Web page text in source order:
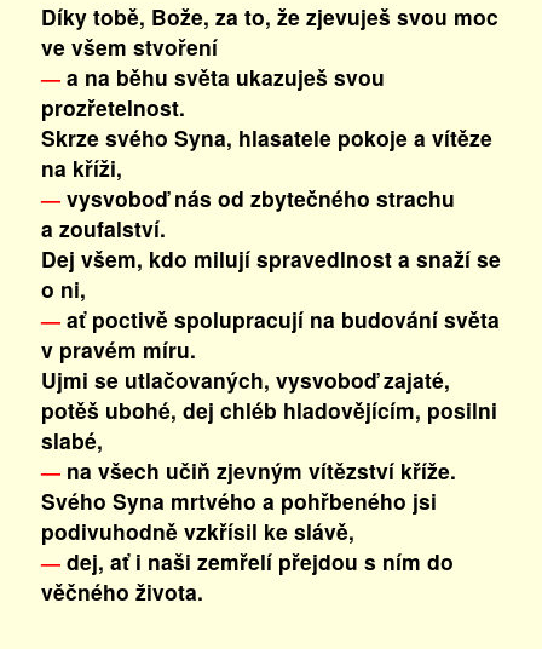
Díky tobě, Bože, za to, že zjevuješ svou moc
ve všem stvoření
—a na běhu světa ukazuješ svou
prozřetelnost.
Skrze svého Syna, hlasatele pokoje a vítěze
na kříži,
—vysvoboď nás od zbytečného strachu
a zoufalství.
Dej všem, kdo milují spravedlnost a snaží se
o ni,
—ať poctivě spolupracují na budování světa
v pravém míru.
Ujmi se utlačovaných, vysvoboď zajaté,
potěš ubohé, dej chléb hladovějícím, posilni
slabé,
—na všech učiň zjevným vítězství kříže.
Svého Syna mrtvého a pohřbeného jsi
podivuhodně vzkřísil ke slávě,
—dej, ať i naši zemřelí přejdou s ním do
věčného života.